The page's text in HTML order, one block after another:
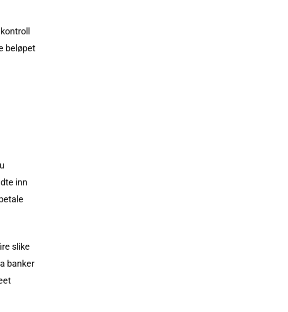
beløpet
inn
slike
banker